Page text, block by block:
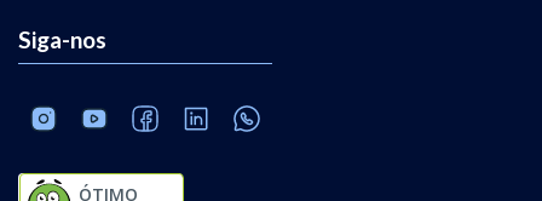
Siga-nos
ÓTIMO